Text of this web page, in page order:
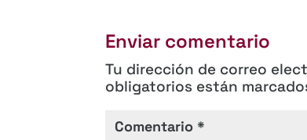
Enviar comentario
Tu dirección de correo
obligatorios están